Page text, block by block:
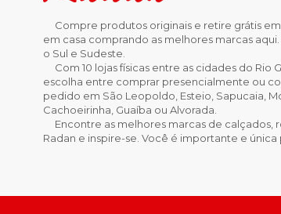
Compre produtos originais e retire grátis em
em casa comprando as melhores marcas
o Sul e Sudeste.
Com 10 lojas físicas entre as cidades do Rio
escolha entre comprar presencialmente ou
pedido em São Leopoldo, Esteio, Sapucaia,
Cachoeirinha, Guaíba ou Alvorada.
Encontre as melhores marcas de calçados,
Radan e inspire-se. Você é importante e única